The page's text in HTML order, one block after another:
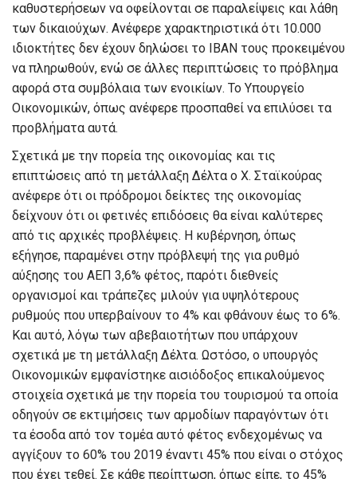
καθυστερήσεων να οφείλονται σε παραλείψεις και λάθη
των δικαιούχων. Ανέφερε χαρακτηριστικά ότι 10.000
ιδιοκτήτες δεν έχουν δηλώσει το ΙΒΑΝ τους προκειμένου
να πληρωθούν, ενώ σε άλλες περιπτώσεις το πρόβλημα
αφορά στα συμβόλαια των ενοικίων. Το Υπουργείο
Οικονομικών, όπως ανέφερε προσπαθεί να επιλύσει τα
προβλήματα αυτά.
Σχετικά με την πορεία της οικονομίας και τις
επιπτώσεις από τη μετάλλαξη Δέλτα ο Χ. Σταϊκούρας
ανέφερε ότι οι πρόδρομοι δείκτες της οικονομίας
δείχνουν ότι οι φετινές επιδόσεις θα είναι καλύτερες
από τις αρχικές προβλέψεις. Η κυβέρνηση, όπως
εξήγησε, παραμένει στην πρόβλεψή της για ρυθμό
αύξησης του ΑΕΠ 3,6% φέτος, παρότι διεθνείς
οργανισμοί και τράπεζες μιλούν για υψηλότερους
ρυθμούς που υπερβαίνουν το 4% και φθάνουν έως το 6%.
Και αυτό, λόγω των αβεβαιοτήτων που υπάρχουν
σχετικά με τη μετάλλαξη Δέλτα. Ωστόσο, ο υπουργός
Οικονομικών εμφανίστηκε αισιόδοξος επικαλούμενος
στοιχεία σχετικά με την πορεία του τουρισμού τα οποία
οδηγούν σε εκτιμήσεις των αρμοδίων παραγόντων ότι
τα έσοδα από τον τομέα αυτό φέτος ενδεχομένως να
αγγίξουν το 60% του 2019 έναντι 45% που είναι ο στόχος
που έχει τεθεί. Σε κάθε περίπτωση, όπως είπε, το 45%